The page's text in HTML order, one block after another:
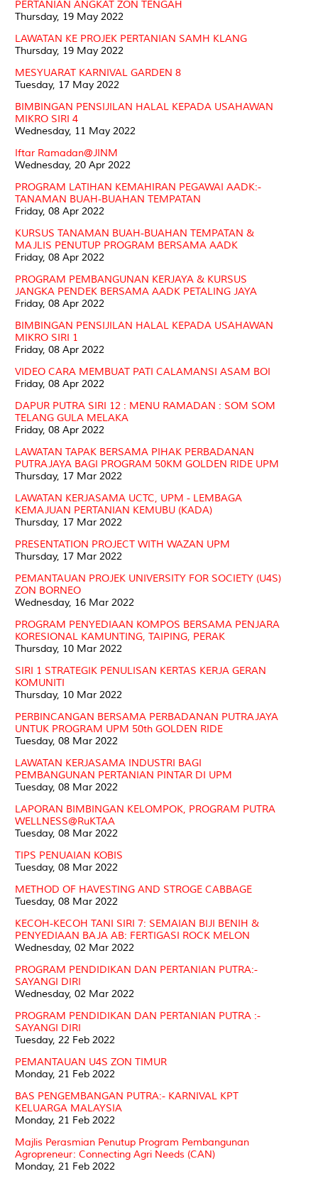
PERTANIAN ANGKAT ZON TENGAH
Thursday, 19 May 2022
LAWATAN KE PROJEK PERTANIAN SAMH KLANG
Thursday, 19 May 2022
MESYUARAT KARNIVAL GARDEN 8
Tuesday, 17 May 2022
BIMBINGAN PENSIJILAN HALAL KEPADA USAHAWAN
MIKRO SIRI 4
Wednesday, 11 May 2022
Iftar Ramadan@JINM
Wednesday, 20 Apr 2022
PROGRAM LATIHAN KEMAHIRAN PEGAWAI AADK:-
TANAMAN BUAH-BUAHAN TEMPATAN
Friday, 08 Apr 2022
KURSUS TANAMAN BUAH-BUAHAN TEMPATAN &
MAJLIS PENUTUP PROGRAM BERSAMA AADK
Friday, 08 Apr 2022
PROGRAM PEMBANGUNAN KERJAYA & KURSUS
JANGKA PENDEK BERSAMA AADK PETALING JAYA
Friday, 08 Apr 2022
BIMBINGAN PENSIJILAN HALAL KEPADA USAHAWAN
MIKRO SIRI 1
Friday, 08 Apr 2022
VIDEO CARA MEMBUAT PATI CALAMANSI ASAM BOI
Friday, 08 Apr 2022
DAPUR PUTRA SIRI 12 : MENU RAMADAN : SOM SOM
TELANG GULA MELAKA
Friday, 08 Apr 2022
LAWATAN TAPAK BERSAMA PIHAK PERBADANAN
PUTRAJAYA BAGI PROGRAM 50KM GOLDEN RIDE UPM
Thursday, 17 Mar 2022
LAWATAN KERJASAMA UCTC, UPM - LEMBAGA
KEMAJUAN PERTANIAN KEMUBU (KADA)
Thursday, 17 Mar 2022
PRESENTATION PROJECT WITH WAZAN UPM
Thursday, 17 Mar 2022
PEMANTAUAN PROJEK UNIVERSITY FOR SOCIETY (U4S)
ZON BORNEO
Wednesday, 16 Mar 2022
PROGRAM PENYEDIAAN KOMPOS BERSAMA PENJARA
KORESIONAL KAMUNTING, TAIPING, PERAK
Thursday, 10 Mar 2022
SIRI 1 STRATEGIK PENULISAN KERTAS KERJA GERAN
KOMUNITI
Thursday, 10 Mar 2022
PERBINCANGAN BERSAMA PERBADANAN PUTRAJAYA
UNTUK PROGRAM UPM 50th GOLDEN RIDE
Tuesday, 08 Mar 2022
LAWATAN KERJASAMA INDUSTRI BAGI
PEMBANGUNAN PERTANIAN PINTAR DI UPM
Tuesday, 08 Mar 2022
LAPORAN BIMBINGAN KELOMPOK, PROGRAM PUTRA
WELLNESS@RuKTAA
Tuesday, 08 Mar 2022
TIPS PENUAIAN KOBIS
Tuesday, 08 Mar 2022
METHOD OF HAVESTING AND STROGE CABBAGE
Tuesday, 08 Mar 2022
KECOH-KECOH TANI SIRI 7: SEMAIAN BIJI BENIH &
PENYEDIAAN BAJA AB: FERTIGASI ROCK MELON
Wednesday, 02 Mar 2022
PROGRAM PENDIDIKAN DAN PERTANIAN PUTRA:-
SAYANGI DIRI
Wednesday, 02 Mar 2022
PROGRAM PENDIDIKAN DAN PERTANIAN PUTRA :-
SAYANGI DIRI
Tuesday, 22 Feb 2022
PEMANTAUAN U4S ZON TIMUR
Monday, 21 Feb 2022
BAS PENGEMBANGAN PUTRA:- KARNIVAL KPT
KELUARGA MALAYSIA
Monday, 21 Feb 2022
Majlis Perasmian Penutup Program Pembangunan
Agropreneur: Connecting Agri Needs (CAN)
Monday, 21 Feb 2022